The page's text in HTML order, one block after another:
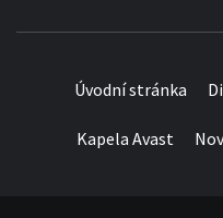
Úvodní stránka
Kapela Avast